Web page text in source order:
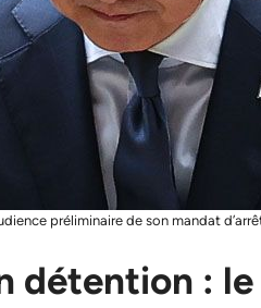
préliminaire de son mandat
détention :